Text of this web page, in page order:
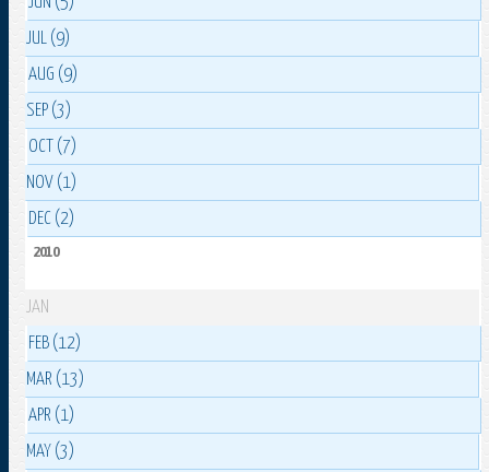
JUL (9)
AUG (9)
SEP (3)
OCT (7)
NOV (1)
DEC (2)
2010
JAN
FEB (12)
MAR (13)
APR (1)
MAY (3)